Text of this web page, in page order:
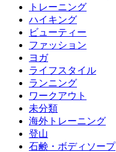
トレーニング
ハイキング
ビューティー
ファッション
ヨガ
ライフスタイル
ランニング
ワークアウト
未分類
海外トレーニング
登山
石鹸・ボディソープ